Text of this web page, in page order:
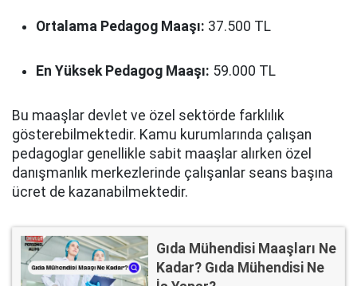
Ortalama Pedagog Maaşı: 37.500 TL
En Yüksek Pedagog Maaşı: 59.000 TL
Bu maaşlar devlet ve özel sektörde farklılık
gösterebilmektedir. Kamu kurumlarında çalışan
pedagoglar genellikle sabit maaşlar alırken özel
danışmanlık merkezlerinde çalışanlar seans başına
ücret de kazanabilmektedir.
Gıda Mühendisi Maaşları Ne
Kadar? Gıda Mühendisi Ne